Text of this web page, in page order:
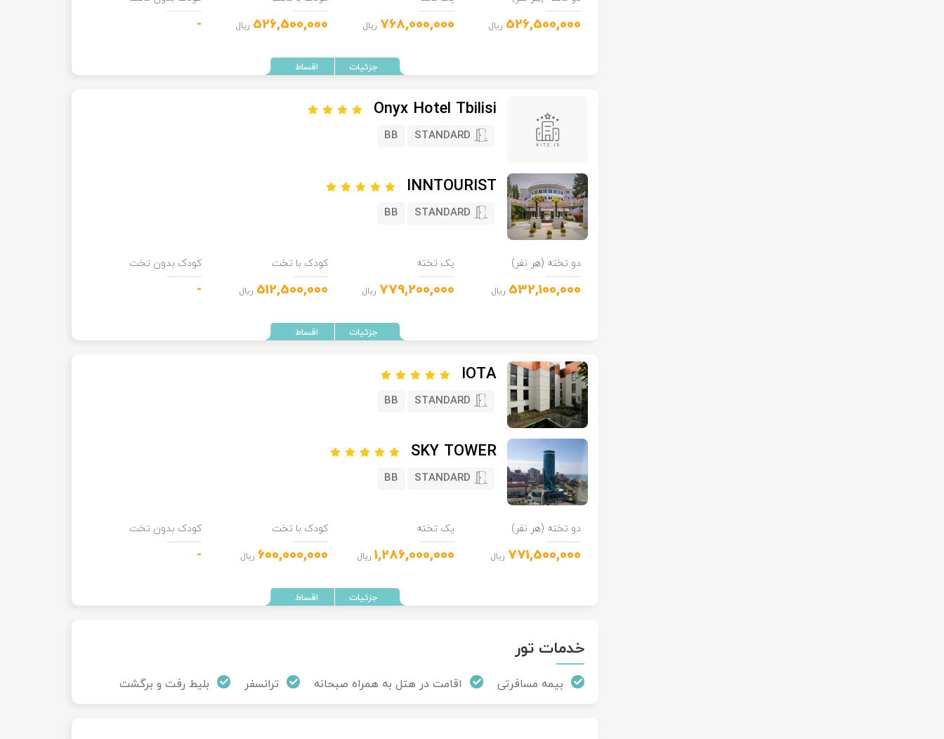
526,500,000 ریال 768,000,000 ریال 526,500,000 ریال -
Onyx Hotel Tbilisi
STANDARD
BB
INNTOURIST
STANDARD
BB
دو تخته (هر نفر) یک تخته کودک با تخت کودک بدون تخت
532,100,000 ریال 779,200,000 ریال 512,500,000 ریال -
IOTA
STANDARD
BB
SKY TOWER
STANDARD
BB
دو تخته (هر نفر) یک تخته کودک با تخت کودک بدون تخت
771,500,000 ریال 1,286,000,000 ریال 600,000,000 ریال -
خدمات تور
بیمه مسافرتی اقامت در هتل به همراه صبحانه ترانسفر بلیط رفت و برگشت